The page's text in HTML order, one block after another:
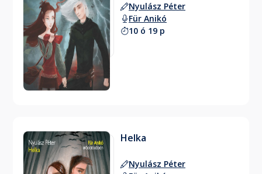
Nyulász Péter
Für Anikó
10 ó 19 p
Helka
Nyulász Péter